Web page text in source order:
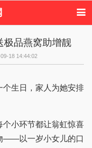
娱乐
欧美娱乐
新闻
内地明星八卦
极品燕窝助增靓
18 14:44:02
生日，家人为她安排
小环节都让翁虹惊喜
——以一岁小女儿的口